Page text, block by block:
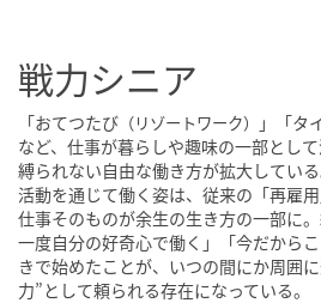
戦力シニア
「おてつたび （リゾートワーク） 」「タ
など、仕事が暮らしや趣味の一部とし
縛られない自由な働き方が拡大してい
活動を通じて働く姿は、従来の「再雇用
仕事そのものが余生の生き方の一部に
一度自分の好奇心で働く」「今だから
きで始めたことが、いつの間にか周囲
力”として頼られる存在になっている。